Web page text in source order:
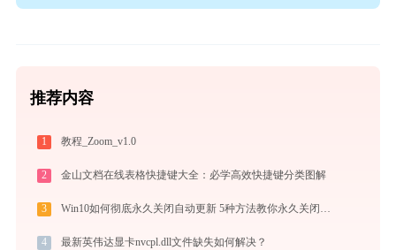
推荐内容
1 教程_Zoom_v1.0
2 金山文档在线表格快捷键大全：必学高效快捷键分类图解
3 Win10如何彻底永久关闭自动更新 5种方法教你永久关闭win10自动更新
4 最新英伟达显卡nvcpl.dll文件缺失如何解决？